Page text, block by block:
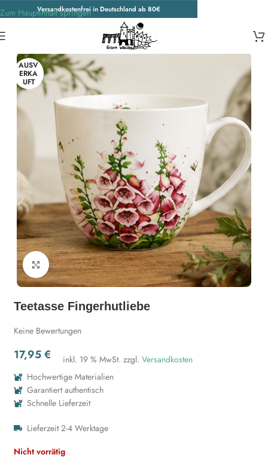
Versandkostenfrei in Deutschland ab 80€
Zum Hauptinhalt springen
Geschirr/Tassen
AUSV
ERKA
UFT
Zum Vergrößern klicken
Teetasse Fingerhutliebe
Keine Bewertungen
17,95€ inkl. 19 % MwSt. zzgl. Versandkosten
Hochwertige Materialien
Garantiert authentisch
Schnelle Lieferzeit
Lieferzeit 2-4 Werktage
Nicht vorrätig